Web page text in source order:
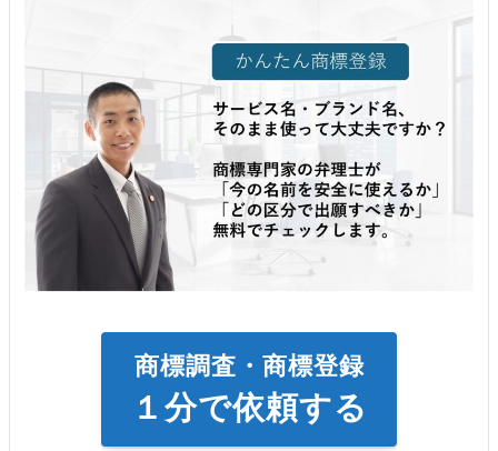
商標調査・商標登録
１分で依頼する